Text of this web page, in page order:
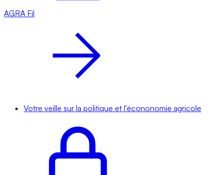
AGRA Fil
Votre veille sur la politique et l'écononomie agricole